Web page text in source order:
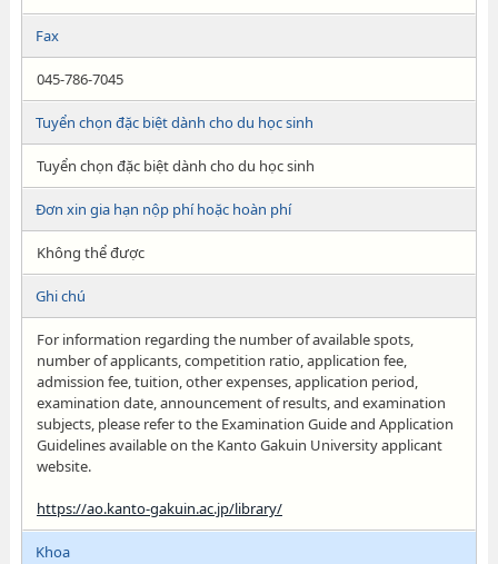
Fax
045-786-7045
Tuyển chọn đặc biệt dành cho du học sinh
Tuyển chọn đặc biệt dành cho du học sinh
Đơn xin gia hạn nộp phí hoặc hoàn phí
Không thể được
Ghi chú
For information regarding the number of available spots,
number of applicants, competition ratio, application fee,
admission fee, tuition, other expenses, application period,
examination date, announcement of results, and examination
subjects, please refer to the Examination Guide and Application
Guidelines available on the Kanto Gakuin University applicant
website.
https://ao.kanto-gakuin.ac.jp/library/
Khoa